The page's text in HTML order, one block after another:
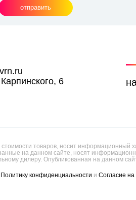
отправить
6
товаров, носит информационный
на данном сайте, носят
дилеру. Опубликованная на данном
Политику конфиденциальности и Согласие